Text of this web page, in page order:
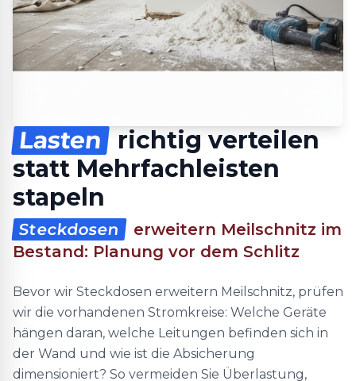
Lasten
richtig verteilen
statt Mehrfachleisten
stapeln
Steckdosen
erweitern Meilschnitz im
Bestand: Planung vor dem Schlitz
Bevor wir Steckdosen erweitern Meilschnitz, prüfen
wir die vorhandenen Stromkreise: Welche Geräte
hängen daran, welche Leitungen befinden sich in
der Wand und wie ist die Absicherung
dimensioniert? So vermeiden Sie Überlastung,